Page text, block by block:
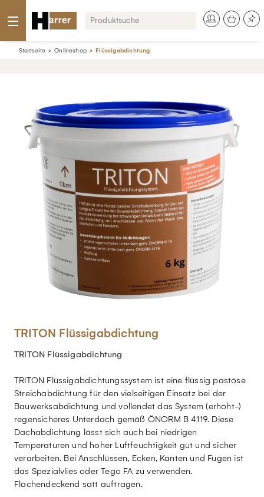
Startseite Onlineshop Flüssigabdichtung
TRITON Flüssigabdichtung
TRITON Flüssigabdichtung
TRITON Flüssigabdichtungssystem ist eine flüssig pastöse
Streichabdichtung für den vielseitigen Einsatz bei der
Bauwerksabdichtung und vollendet das System (erhöht-)
regensicheres Unterdach gemäß ÖNORM B 4119. Diese
Dachabdichtung lässt sich auch bei niedrigen
Temperaturen und hoher Luftfeuchtigkeit gut und sicher
verarbeiten. Bei Anschlüssen, Ecken, Kanten und Fugen ist
das Spezialvlies oder Tego FA zu verwenden.
Flächendeckend satt auftragen.